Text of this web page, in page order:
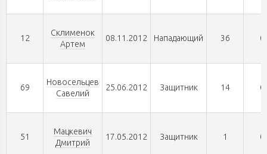
12
Склименок
Артем
08.11.2012 Нападающий 36 0
69
Новосельцев
Савелий
25.06.2012 Защитник 14 0
51
Мацкевич
Дмитрий
17.05.2012 Защитник 1 0